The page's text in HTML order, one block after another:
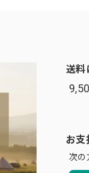
送料
お支
次の